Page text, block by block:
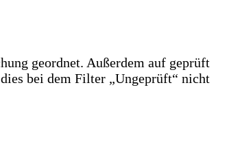
geordnet. Außerdem auf geprüft
bei dem Filter „Ungeprüft“ nicht